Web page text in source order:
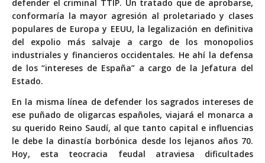
defender el criminal TTIP. Un tratado que de aprobarse,
conformaría la mayor agresión al proletariado y clases
populares de Europa y EEUU, la legalización en definitiva
del expolio más salvaje a cargo de los monopolios
industriales y financieros occidentales. He ahí la defensa
de los “intereses de España” a cargo de la Jefatura del
Estado.
En la misma línea de defender los sagrados intereses de
ese puñado de oligarcas españoles, viajará el monarca a
su querido Reino Saudí, al que tanto capital e influencias
le debe la dinastía borbónica desde los lejanos años 70.
Hoy, esta teocracia feudal atraviesa dificultades